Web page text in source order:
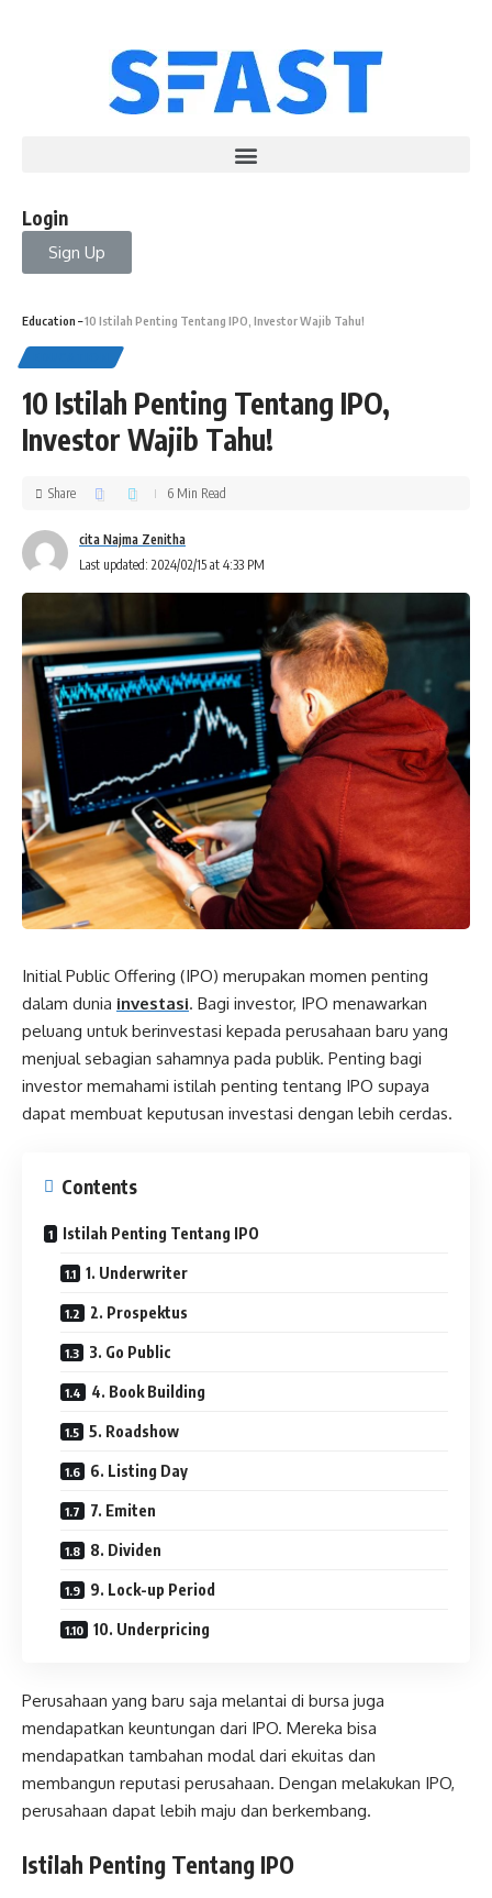
Login
Sign Up
Education –10 Istilah Penting Tentang IPO, Investor Wajib Tahu!
10 Istilah Penting Tentang IPO,
Investor Wajib Tahu!
Last updated: 2024/02/15 at 4:33 PM
cita Najma Zenitha
Share 6 Min Read
Initial Public Offering (IPO) merupakan momen penting
dalam dunia investasi. Bagi investor, IPO menawarkan
peluang untuk berinvestasi kepada perusahaan baru yang
menjual sebagian sahamnya pada publik. Penting bagi
investor memahami istilah penting tentang IPO supaya
dapat membuat keputusan investasi dengan lebih cerdas.
Contents
Istilah Penting Tentang IPO
1. Underwriter
2. Prospektus
3. Go Public
4. Book Building
5. Roadshow
6. Listing Day
7. Emiten
8. Dividen
9. Lock-up Period
10. Underpricing
Perusahaan yang baru saja melantai di bursa juga
mendapatkan keuntungan dari IPO. Mereka bisa
mendapatkan tambahan modal dari ekuitas dan
membangun reputasi perusahaan. Dengan melakukan IPO,
perusahaan dapat lebih maju dan berkembang.
Istilah Penting Tentang IPO